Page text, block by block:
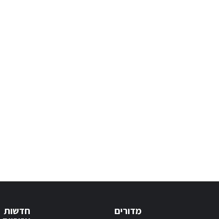
מדורים חדשות